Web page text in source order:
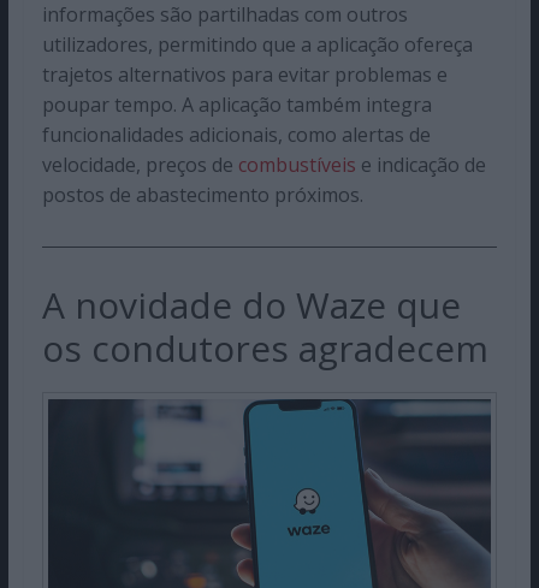
informações são partilhadas com outros
utilizadores, permitindo que a aplicação ofereça
trajetos alternativos para evitar problemas e
poupar tempo. A aplicação também integra
funcionalidades adicionais, como alertas de
velocidade, preços de combustíveis e indicação de
postos de abastecimento próximos.
A novidade do Waze que
os condutores agradecem